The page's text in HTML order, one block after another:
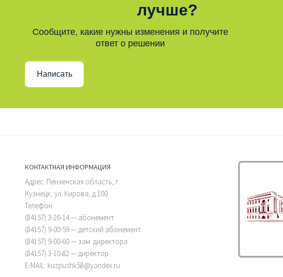
лучше?
Сообщите, какие нужны изменения и получите
ответ о решении
Написать
КОНТАКТНАЯ ИНФОРМАЦИЯ
Адрес: Пензенская область, г.
Кузнецк, ул. Кирова, д.100
Телефон:
(84157) 3-26-14 — абонемент
(84157) 9-00-59 — детский абонемент
(84157) 9-00-60 — зам. директора
(84157) 3-10-82 — директор
E-MAIL: kuzpushk58@yandex.ru